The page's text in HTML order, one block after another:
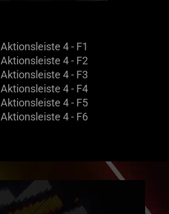
Aktionsleiste 4 - F1
Aktionsleiste 4 - F2
Aktionsleiste 4 - F3
Aktionsleiste 4 - F4
Aktionsleiste 4 - F5
Aktionsleiste 4 - F6